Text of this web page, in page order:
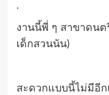
.
งานนี้พี่ ๆ สาขาดนต
เด็กสวนนัน)
สะดวกแบบนี้ไม่มีอีก